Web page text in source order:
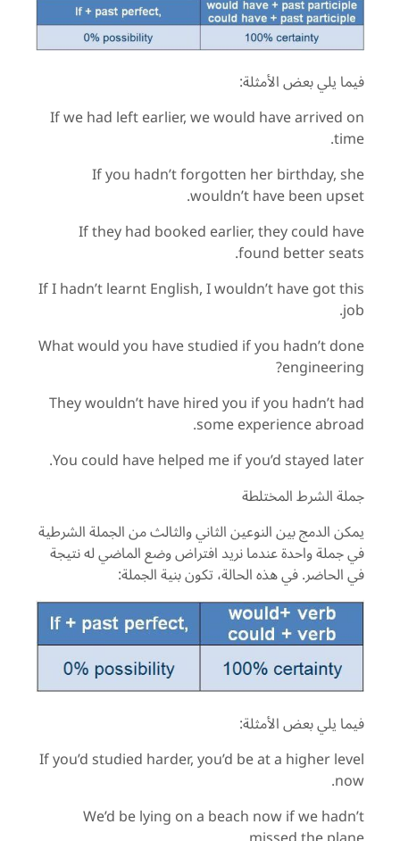
فيما يلي بعض الأمثلة:
If we had left earlier, we would have arrived on
time.
If you hadn’t forgotten her birthday, she
wouldn’t have been upset.
If they had booked earlier, they could have
found better seats.
If I hadn’t learnt English, I wouldn’t have got this
job.
What would you have studied if you hadn’t done
engineering?
They wouldn’t have hired you if you hadn’t had
some experience abroad.
You could have helped me if you’d stayed later.
جملة الشرط المختلطة
يمكن الدمج بين النوعين الثاني والثالث من الجملة الشرطية
في جملة واحدة عندما نريد افتراض وضع الماضي له نتيجة
في الحاضر. في هذه الحالة، تكون بنية الجملة:
فيما يلي بعض الأمثلة:
If you’d studied harder, you’d be at a higher level
now.
We’d be lying on a beach now if we hadn’t